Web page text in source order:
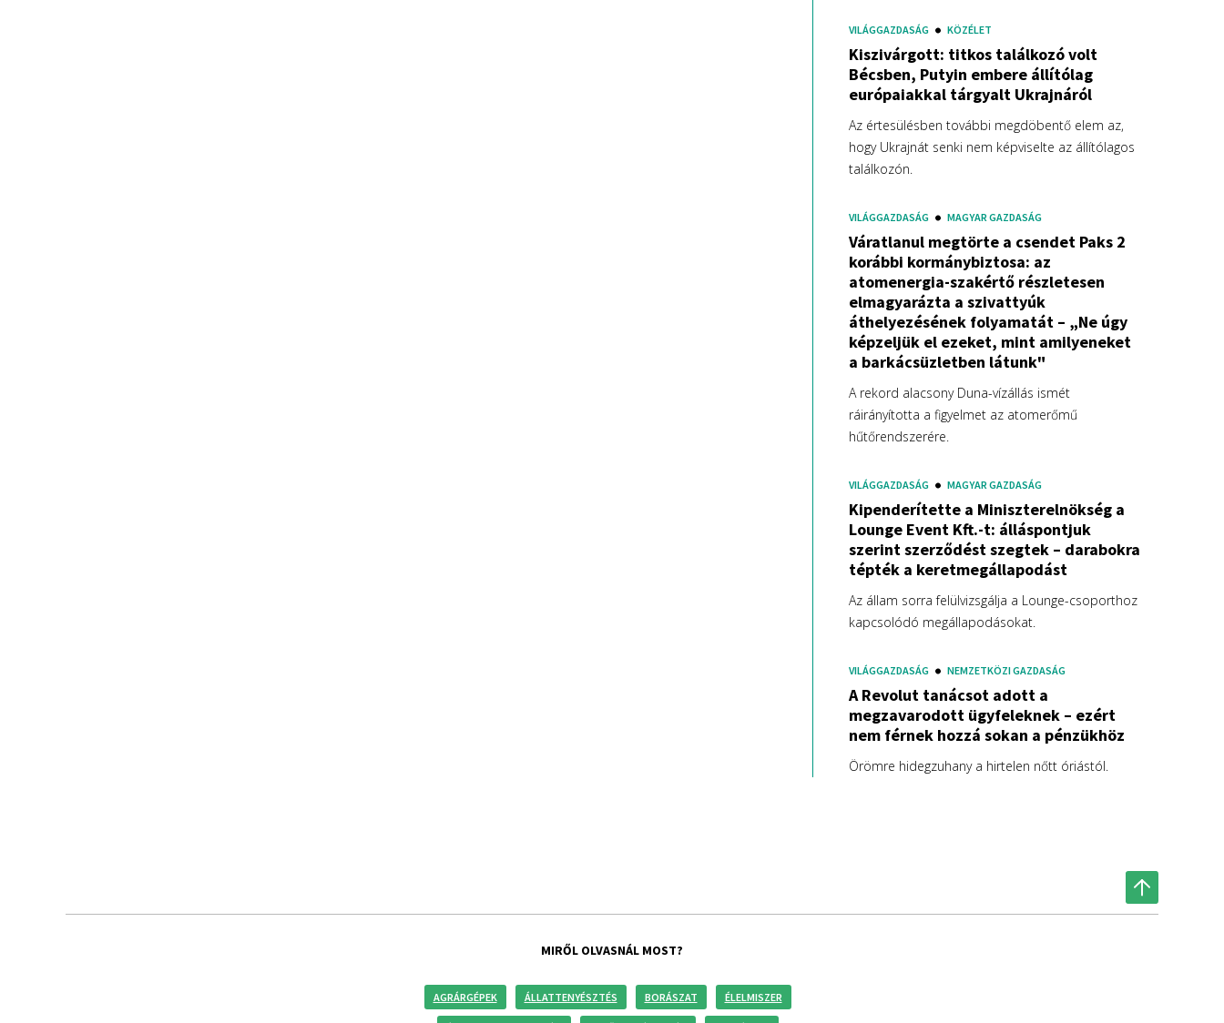
VILÁGGAZDASÁG KÖZÉLET
Kiszivárgott: titkos találkozó volt
Bécsben, Putyin embere állítólag
európaiakkal tárgyalt Ukrajnáról
Az értesülésben további megdöbentő elem az,
hogy Ukrajnát senki nem képviselte az állítólagos
találkozón.
VILÁGGAZDASÁG MAGYAR GAZDASÁG
Váratlanul megtörte a csendet Paks 2
korábbi kormánybiztosa: az
atomenergia-szakértő részletesen
elmagyarázta a szivattyúk
áthelyezésének folyamatát – „Ne úgy
képzeljük el ezeket, mint amilyeneket
a barkácsüzletben látunk"
A rekord alacsony Duna-vízállás ismét
ráirányította a figyelmet az atomerőmű
hűtőrendszerére.
VILÁGGAZDASÁG MAGYAR GAZDASÁG
Kipenderítette a Miniszterelnökség a
Lounge Event Kft.-t: álláspontjuk
szerint szerződést szegtek – darabokra
tépték a keretmegállapodást
Az állam sorra felülvizsgálja a Lounge-csoporthoz
kapcsolódó megállapodásokat.
VILÁGGAZDASÁG NEMZETKÖZI GAZDASÁG
A Revolut tanácsot adott a
megzavarodott ügyfeleknek – ezért
nem férnek hozzá sokan a pénzükhöz
Örömre hidegzuhany a hirtelen nőtt óriástól.
MIRŐL OLVASNÁL MOST?
AGRÁRGÉPEK ÁLLATTENYÉSZTÉS BORÁSZAT ÉLELMISZER